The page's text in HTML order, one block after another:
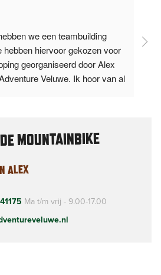
we een teambuilding
hebben hiervoor gekozen voor
georganiseerd door Alex
Veluwe. Ik hoor van al
MOUNTAINBIKE
ALEX
Ma t/m vrij - 9.00-17.00